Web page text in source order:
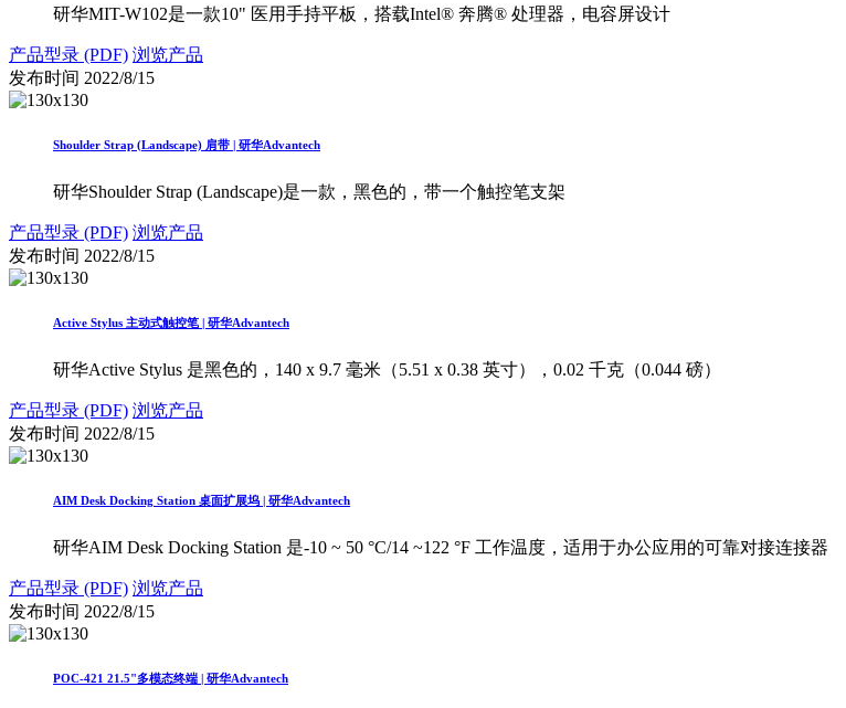
研华MIT-W102是一款10" 医用手持平板，搭载Intel® 奔腾® 处理器，电容屏设计
产品型录 (PDF) 浏览产品
发布时间 2022/8/15
Shoulder Strap (Landscape) 肩带 | 研华Advantech
研华Shoulder Strap (Landscape)是一款，黑色的，带一个触控笔支架
产品型录 (PDF) 浏览产品
发布时间 2022/8/15
Active Stylus 主动式触控笔 | 研华Advantech
研华Active Stylus 是黑色的，140 x 9.7 毫米（5.51 x 0.38 英寸），0.02 千克（0.044 磅）
产品型录 (PDF) 浏览产品
发布时间 2022/8/15
AIM Desk Docking Station 桌面扩展坞 | 研华Advantech
研华AIM Desk Docking Station 是-10 ~ 50 °C/14 ~122 °F 工作温度，适用于办公应用的可靠对接连接器
产品型录 (PDF) 浏览产品
发布时间 2022/8/15
POC-421 21.5"多模态终端 | 研华Advantech